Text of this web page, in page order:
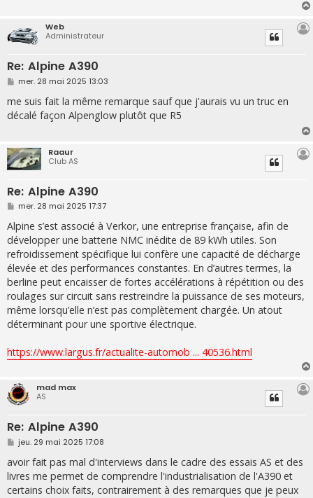
Web
Administrateur
Re: Alpine A390
M
s
s
a
mer. 28 mai 2025 13:03
me suis fait la même remarque sauf que j'aurais vu un truc en
décalé façon Alpenglow plutôt que R5
Raaur
Club AS
Re: Alpine A390
M
s
s
a
g
e
mer. 28 mai 2025 17:37
Alpine s’est associé à Verkor, une entreprise française, afin de
développer une batterie NMC inédite de 89 kWh utiles. Son
refroidissement spécifique lui confère une capacité de décharge
élevée et des performances constantes. En d’autres termes, la
berline peut encaisser de fortes accélérations à répétition ou des
roulages sur circuit sans restreindre la puissance de ses moteurs,
même lorsqu’elle n’est pas complètement chargée. Un atout
déterminant pour une sportive électrique.
https://www.largus.fr/actualite-automob ... 40536.html
mad max
AS
Re: Alpine A390
M
e
s
s
a
g
jeu. 29 mai 2025 17:08
avoir fait pas mal d'interviews dans le cadre des essais AS et des
livres me permet de comprendre l'industrialisation de l'A390 et
certains choix faits, contrairement à des remarques que je peux